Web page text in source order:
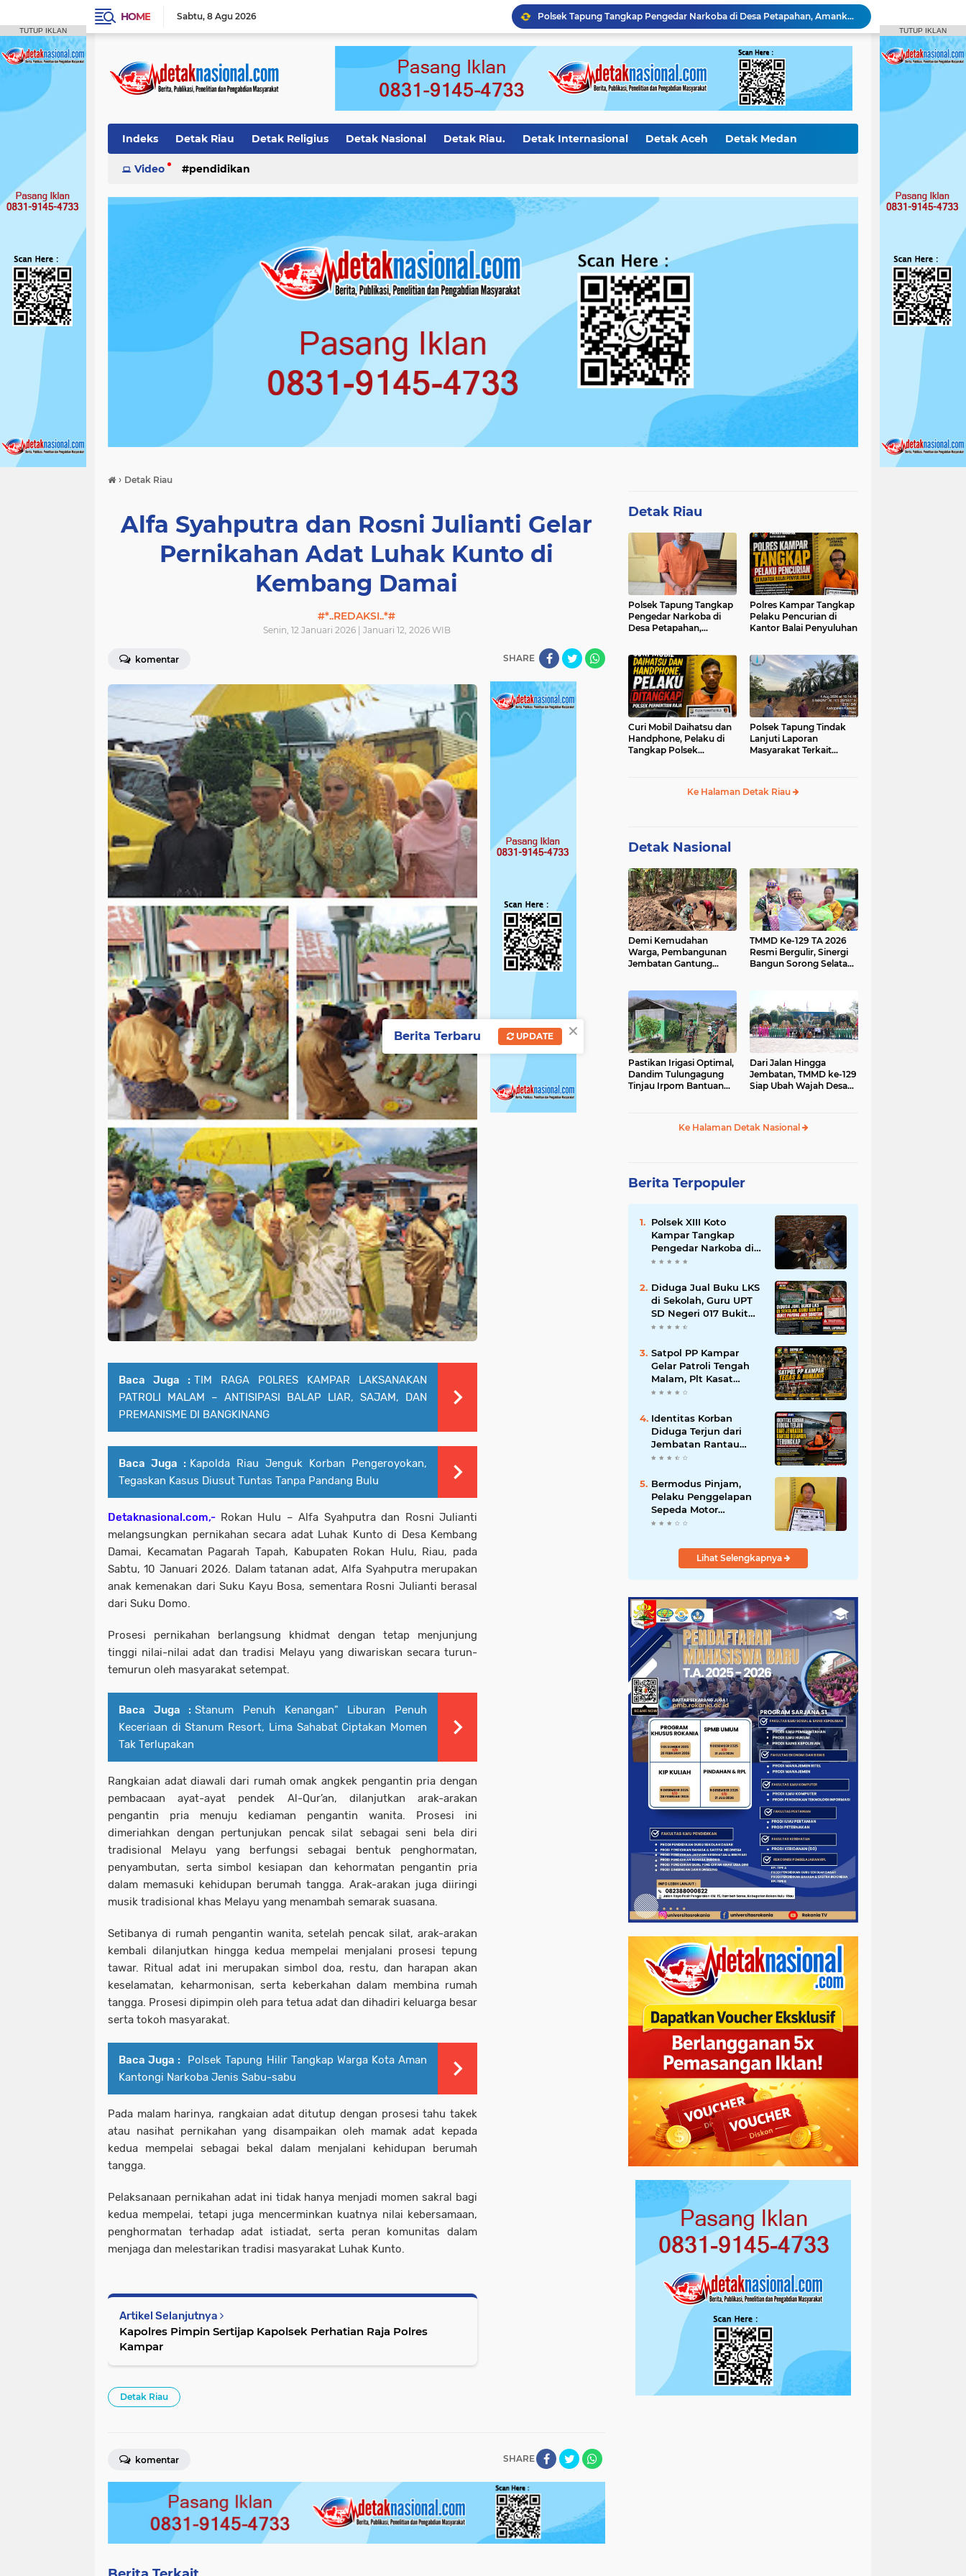
HOME Sabtu 8 Agu 2026
Polres Kampar Serahkan Jembatan Merah Putih Presisi Hasil Renovasi ke Warga Pulau Jambu Kuok
Polres Kampar Tangkap Pelaku Pencurian di Kantor Balai Penyuluhan
Polsek Tapung Tindak Lanjuti Laporan Masyarakat Terkait Penambangan Ilegal di Desa Bencah Kelubi
Identitas Korban Diduga Terjun dari Jembatan Rantau Berangin Terungkap, Tim Gabungan Terus Sisir Sungai Kampar
Amankan 1,95 Gram Sabu dan 2 Butir Ekstasi, Polsek Kampar Kiri Hilir Tangkap Pengedar Usia 26 Tahun
Indeks Detak Riau Detak Religius Detak Nasional Detak Riau. Detak Internasional Detak Aceh Detak Medan
Pendidikan Detak Opini
Publikasi Ilmiah Siak Detak Nasion
Video pendidikan
› Detak Riau
Alfa Syahputra dan Rosni Julianti Gelar
Pernikahan Adat Luhak Kunto di
Kembang Damai
#*..REDAKSI..*#
Senin, 12 Januari 2026 | Januari 12, 2026 WIB
komentar SHARE
Baca Juga : TIM RAGA POLRES KAMPAR LAKSANAKAN
PATROLI MALAM – ANTISIPASI BALAP LIAR, SAJAM, DAN
PREMANISME DI BANGKINANG
Baca Juga : Kapolda Riau Jenguk Korban Pengeroyokan,
Tegaskan Kasus Diusut Tuntas Tanpa Pandang Bulu
Detaknasional.com,- Rokan Hulu – Alfa Syahputra dan Rosni Julianti
melangsungkan pernikahan secara adat Luhak Kunto di Desa Kembang
Damai, Kecamatan Pagarah Tapah, Kabupaten Rokan Hulu, Riau, pada
Sabtu, 10 Januari 2026. Dalam tatanan adat, Alfa Syahputra merupakan
anak kemenakan dari Suku Kayu Bosa, sementara Rosni Julianti berasal
dari Suku Domo.
Prosesi pernikahan berlangsung khidmat dengan tetap menjunjung
tinggi nilai-nilai adat dan tradisi Melayu yang diwariskan secara turun-
temurun oleh masyarakat setempat.
Baca Juga : Stanum Penuh Kenangan" Liburan Penuh
Keceriaan di Stanum Resort, Lima Sahabat Ciptakan Momen
Tak Terlupakan
Rangkaian adat diawali dari rumah omak angkek pengantin pria dengan
pembacaan ayat-ayat pendek Al-Qur’an, dilanjutkan arak-arakan
pengantin pria menuju kediaman pengantin wanita. Prosesi ini
dimeriahkan dengan pertunjukan pencak silat sebagai seni bela diri
tradisional Melayu yang berfungsi sebagai bentuk penghormatan,
penyambutan, serta simbol kesiapan dan kehormatan pengantin pria
dalam memasuki kehidupan berumah tangga. Arak-arakan juga diiringi
musik tradisional khas Melayu yang menambah semarak suasana.
Setibanya di rumah pengantin wanita, setelah pencak silat, arak-arakan
kembali dilanjutkan hingga kedua mempelai menjalani prosesi tepung
tawar. Ritual adat ini merupakan simbol doa, restu, dan harapan akan
keselamatan, keharmonisan, serta keberkahan dalam membina rumah
tangga. Prosesi dipimpin oleh para tetua adat dan dihadiri keluarga besar
serta tokoh masyarakat.
Baca Juga :
Polsek Tapung Hilir Tangkap Warga Kota Aman
Kantongi Narkoba Jenis Sabu-sabu
Pada malam harinya, rangkaian adat ditutup dengan prosesi tahu takek
atau nasihat pernikahan yang disampaikan oleh mamak adat kepada
kedua mempelai sebagai bekal dalam menjalani kehidupan berumah
tangga.
Pelaksanaan pernikahan adat ini tidak hanya menjadi momen sakral bagi
kedua mempelai, tetapi juga mencerminkan kuatnya nilai kebersamaan,
penghormatan terhadap adat istiadat, serta peran komunitas dalam
menjaga dan melestarikan tradisi masyarakat Luhak Kunto.
Artikel Selanjutnya
Kapolres Pimpin Sertijap Kapolsek Perhatian Raja Polres
Kampar
Detak Riau
SHARE
komentar
Detak Riau
Polsek Tapung Tangkap
Pengedar Narkoba di
Desa Petapahan,
Polres Kampar Tangkap
Pelaku Pencurian di
Kantor Balai Penyuluhan
Curi Mobil Daihatsu dan
Handphone, Pelaku di
Tangkap Polsek
Polsek Tapung Tindak
Lanjuti Laporan
Masyarakat Terkait
Ke Halaman Detak Riau
Detak Nasional
Demi Kemudahan
Warga, Pembangunan
Jembatan Gantung
TMMD Ke-129 TA 2026
Resmi Bergulir, Sinergi
Bangun Sorong Selatan
Pastikan Irigasi Optimal,
Dandim Tulungagung
Tinjau Irpom Bantuan
Dari Jalan Hingga
Jembatan, TMMD ke-129
Siap Ubah Wajah Desa
Ke Halaman Detak Nasional
Berita Terpopuler
Polsek XIII Koto
Kampar Tangkap
Pengedar Narkoba di
Desa Gunung Bungsu
Diduga Jual Buku LKS
di Sekolah, Guru UPT
SD Negeri 017 Bukit
Payung Jadi Sorotan,
Tegaskan Tidak
Pernah Beri Izin
Satpol PP Kampar
Gelar Patroli Tengah
Malam, Plt Kasat
Turun Langsung
Publik dan Warung
Karaoke
Identitas Korban
Diduga Terjun dari
Jembatan Rantau
Berangin Terungkap,
Sisir Sungai Kampar
Bermodus Pinjam,
Pelaku Penggelapan
Sepeda Motor
Ditangkap Polsek
Lihat Selengkapnya
TUTUP IKLAN TUTUP IKLAN
×
Berita Terbaru UPDATE